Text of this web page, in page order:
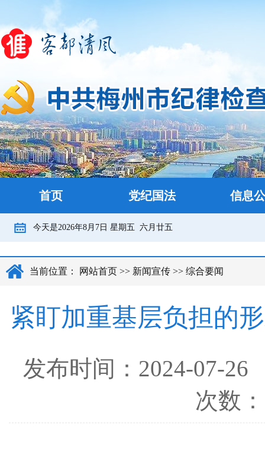
首页 党纪国法 信息
今天是2026年8月7日 星期五 六月廿五
当前位置： 网站首页 >> 新闻宣传 >> 综合要闻
紧盯加重基层负担的
发布时间： 2024-07-26
次